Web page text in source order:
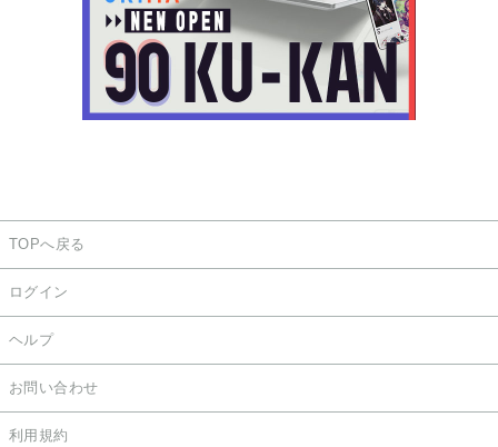
TOPへ戻る
ログイン
ヘルプ
お問い合わせ
利用規約